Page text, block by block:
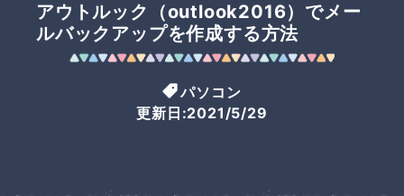
アウトルック（outlook2016）でメー
ルバックアップを作成する方法
パソコン
更新日:2021/5/29